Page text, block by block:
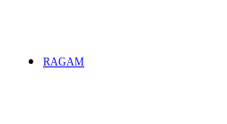
RAGAM